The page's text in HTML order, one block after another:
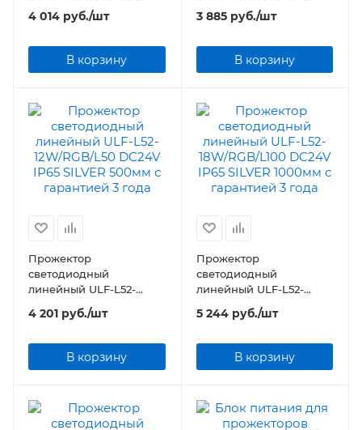
18W/4000K/L100/45D
220V IP65 SILVER 1000мм
4 014 руб./шт
В корзину
9W/RGB/L50 DC24V IP65
SILVER 500мм
3 885руб./шт
В корзину
Прожектор
светодиодный
линейный ULF-L52-
12W/RGB/L50 DC24V IP65
SILVER 500мм
4 201 руб./шт
В корзину
Прожектор
светодиодный
линейный ULF-L52-
18W/RGB/L100 DC24V
IP65 SILVER 1000мм
5 244руб./шт
В корзину